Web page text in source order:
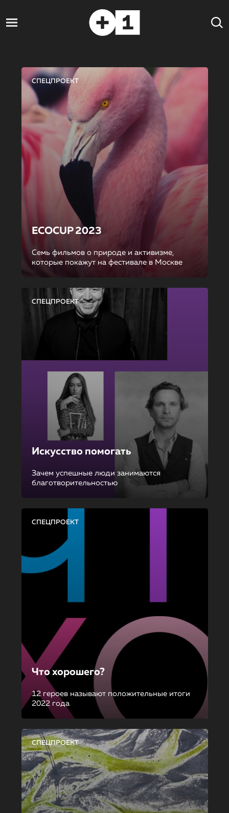
СПЕЦПРОЕКТ
ECOCUP 2023
Семь фильмов о природе и активизме,
которые покажут на фестивале в Москве
СПЕЦПРОЕКТ
Искусство помогать
Зачем успешные люди занимаются
благотворительностью
СПЕЦПРОЕКТ
Что хорошего?
12 героев называют положительные итоги
2022 года
СПЕЦПРОЕКТ